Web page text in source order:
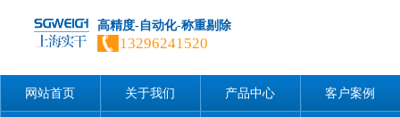
高精度-自动化-称重剔除
13296241520
网站首页 关于我们 产品中心 客户案例